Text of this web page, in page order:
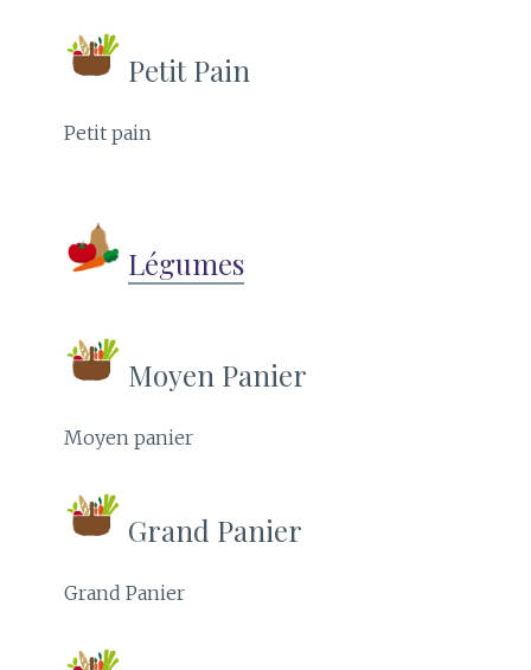
Petit Pain
Petit pain
Légumes
Moyen Panier
Moyen panier
Grand Panier
Grand Panier